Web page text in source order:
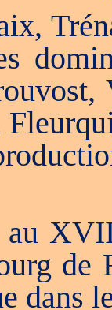
au
de
dans